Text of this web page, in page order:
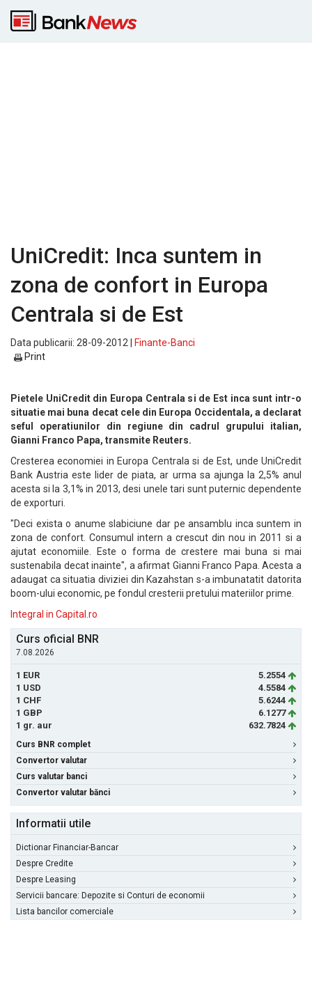
UniCredit: Inca suntem in
zona de confort in Europa
Centrala si de Est
Data publicarii: 28-09-2012 |
Finante-Banci
Print
Pietele UniCredit din Europa Centrala si de Est inca sunt intr-o
situatie mai buna decat cele din Europa Occidentala, a declarat
seful operatiunilor din regiune din cadrul grupului italian,
Gianni Franco Papa, transmite Reuters.
Cresterea economiei in Europa Centrala si de Est, unde UniCredit
Bank Austria este lider de piata, ar urma sa ajunga la 2,5% anul
acesta si la 3,1% in 2013, desi unele tari sunt puternic dependente
de exporturi.
"Deci exista o anume slabiciune dar pe ansamblu inca suntem in
zona de confort. Consumul intern a crescut din nou in 2011 si a
ajutat economiile. Este o forma de crestere mai buna si mai
sustenabila decat inainte", a afirmat Gianni Franco Papa. Acesta a
adaugat ca situatia diviziei din Kazahstan s-a imbunatatit datorita
boom-ului economic, pe fondul cresterii pretului materiilor prime.
Integral in Capital.ro
Curs oficial BNR
7.08.2026
1 EUR
5.2554
1 USD
4.5584
1 CHF
5.6244
1 GBP
6.1277
1 gr. aur
632.7824
Curs BNR complet
Convertor valutar
Curs valutar banci
Convertor valutar bănci
Informatii utile
Dictionar Financiar-Bancar
Despre Credite
Despre Leasing
Servicii bancare: Depozite si Conturi de economii
Lista bancilor comerciale